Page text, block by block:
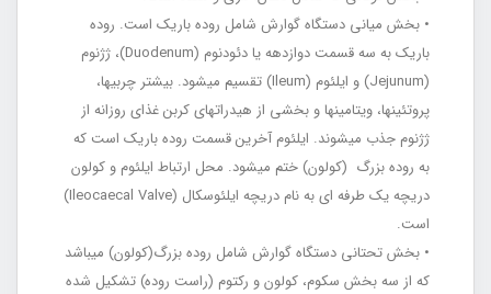
• بخش میانی دستگاه گوارش شامل روده باریک است. روده
باریک به سه قسمت دوازدهه یا دئودنوم (Duodenum)، ژژنوم
(Jejunum) و ایلئوم (Ileum) تقسیم می‏شود. بیشتر چربی‏ها،
پروتئین‏ها، ویتامین‏ها و بخشی از هیدرات‏های کربن غذای روزانه از
ژژنوم جذب می‏شوند. ایلئوم آخرین قسمت روده باریک است که
به روده بزرگ (کولون) ختم می‏شود. محل ارتباط ایلئوم و کولون
دریچه یک‏ طرفه ‏ای به نام دریچه ایلئوسکال (Ileocaecal Valve)
است.
• بخش تحتانی دستگاه گوارش شامل روده بزرگ(کولون) می‏باشد
که از سه بخش سکوم، کولون و رکتوم (راست روده) تشکیل شده